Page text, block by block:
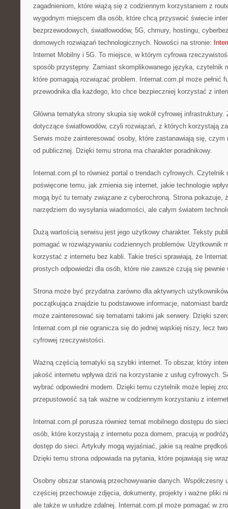
zagadnieniom, które wiążą się z codziennym korzystaniem z
wygodnym miejscem dla osób, które chcą przyswoić świecie
bezprzewodowych, światłowodów, 5G, chmury, hostingu,
domowych rozwiązań technologicznych. Nowości na stronie:
Internet Mobilny i 5G. To miejsce, w którym cyfrowa
sposób przystępny. Zamiast skomplikowanego języka, czytelnik
które pomagają rozwiązać problem. Internat.com.pl może pełnić
przewodnika dla każdego, kto chce bezpieczniej korzystać z
Główna tematyka strony skupia się wokół cyfrowej
dotyczące światłowodów, czyli rozwiązań, z których korzystają
Serwis może zainteresować osoby, które zastanawiają się, czym
od publicznej. Dzięki temu strona ma charakter poradnikowy.
Internat.com.pl to również portal o trendach cyfrowych. Czytelnik
poświęcone temu, jak zmienia się internet, jakie technologie
mogą być tu tematy związane z cyberochroną. Strona pokazuje,
narzędziem do wysyłania wiadomości, ale całym światem
Dużą wartością serwisu jest jego użytkowy charakter. Teksty
pomagać w rozwiązywaniu codziennych problemów. Użytkownik
korzystać z internetu bez kabli. Takie treści sprawiają, że
prostych odpowiedzi dla osób, które nie zawsze czują się
Strona może być przydatna zarówno dla aktywnych
początkująca znajdzie tu podstawowe informacje, natomiast
może zainteresować się tematami takimi jak serwery. Dzięki
Internat.com.pl nie ogranicza się do jednej wąskiej niszy, lecz
cyfrowej rzeczywistości.
Ważną częścią tematyki są szybki internet. To obszar, który
jakość internetu wpływa dziś na korzystanie z usług cyfrowych.
wybrać odpowiedni modem. Dzięki temu czytelnik może lepiej
przepustowość są tak ważne w codziennym korzystaniu z
Internat.com.pl porusza również temat mobilnego dostępu do
osób, które korzystają z internetu poza domem, pracują w
dostęp do sieci. Artykuły mogą wyjaśniać, jakie są realne
Dzięki temu strona odpowiada na pytania, które pojawiają się
Osobny obszar stanowią przechowywanie danych. Współczesny
częściej przechowuje zdjęcia, dokumenty, projekty i ważne pliki
ale także w usłudze zdalnej. Internat.com.pl może pomagać w